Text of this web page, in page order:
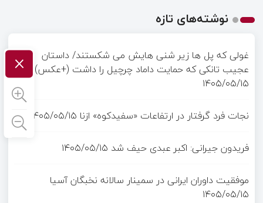
نوشته‌های تازه
غولی که پل ها زیر شنی هایش می شکستند/ داستان
عجیب تانکی که حمایت داماد چرچیل را داشت (+عکس)
۱۴۰۵/۰۵/۱۵
نجات فرد گرفتار در ارتفاعات «سفیدکوه» ازنا ۱۴۰۵/۰۵/۱۵
فریدون جیرانی: اکبر عبدی حیف شد ۱۴۰۵/۰۵/۱۵
موفقیت داوران ایرانی در سمینار سالانه نخبگان آسیا
۱۴۰۵/۰۵/۱۵
×